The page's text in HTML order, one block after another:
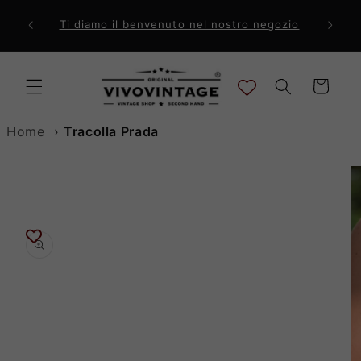
direttamente
ai contenuti
a 99€ Ti diamo il benvenuto nel nostro negozio
Carrello
Home ›Tracolla Prada